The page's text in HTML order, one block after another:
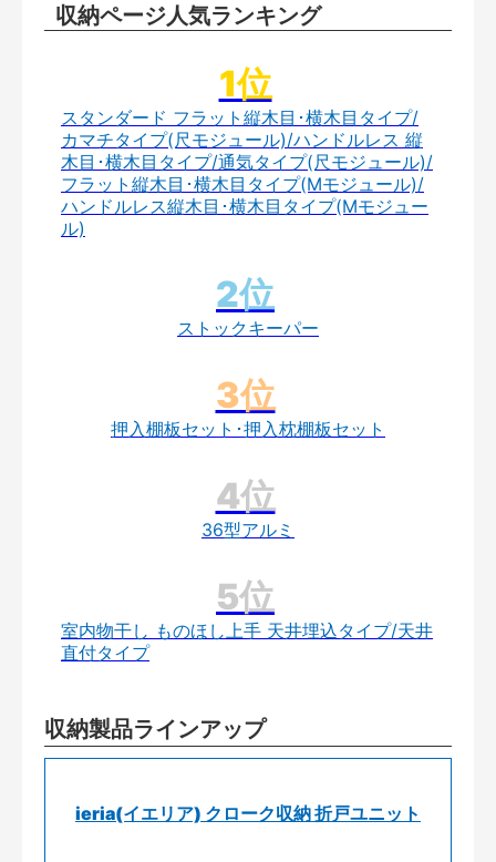
収納ページ人気ランキング
スタンダード フラット縦木目･横木目タイプ/
カマチタイプ(尺モジュール)/ハンドルレス 縦
木目･横木目タイプ/通気タイプ(尺モジュール)/
フラット縦木目･横木目タイプ(Mモジュール)/
ハンドルレス縦木目･横木目タイプ(Mモジュー
ル)
ストックキーパー
押入棚板セット･押入枕棚板セット
36型アルミ
室内物干し ものほし上手 天井埋込タイプ/天井
直付タイプ
収納製品ラインアップ
ieria(イエリア) クローク収納 折戸ユニット